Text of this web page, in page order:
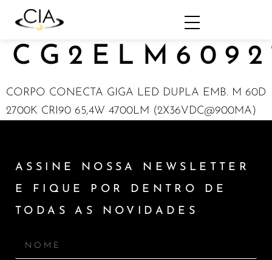
CORPO CONECTA GIGA LED DUPLA EMB. M 60D
2700K CRI90 65,4W 4700LM (2X36VDC@900MA)
ASSINE NOSSA NEWSLETTER
E FIQUE POR DENTRO DE
TODAS AS NOVIDADES